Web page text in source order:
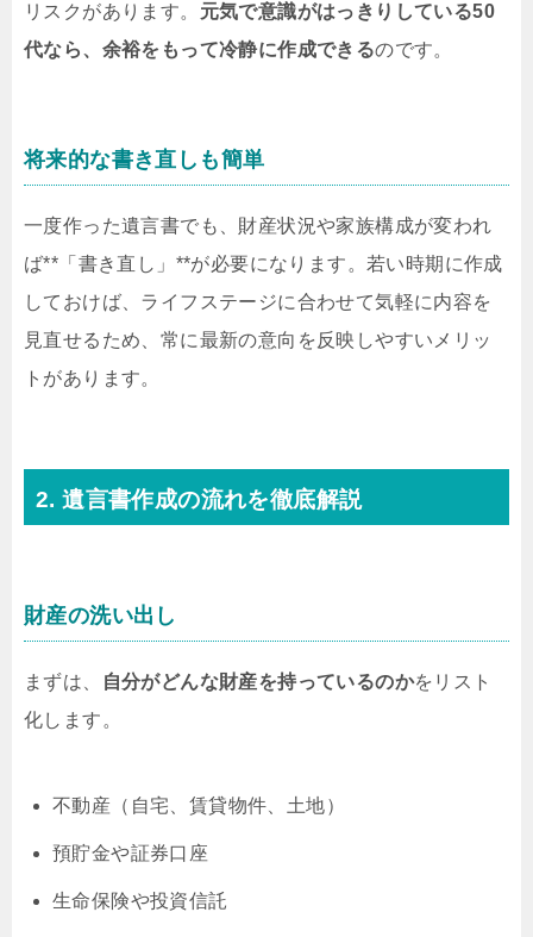
リスクがあります。 元気で意識がはっきりしている50
代なら、余裕をもって冷静に作成できるのです。
将来的な書き直しも簡単
一度作った遺言書でも、財産状況や家族構成が変われ
ば**「書き直し」**が必要になります。若い時期に作成
しておけば、ライフステージに合わせて気軽に内容を
見直せるため、常に最新の意向を反映しやすいメリッ
トがあります。
2. 遺言書作成の流れを徹底解説
財産の洗い出し
まずは、 自分がどんな財産を持っているのかをリスト
化します。
不動産（自宅、賃貸物件、土地）
預貯金や証券口座
生命保険や投資信託